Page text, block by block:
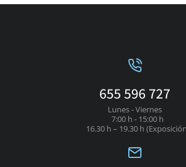
655 596 727
Lunes - Viernes
7:00 h - 15:00 h
16.30 h – 19.30 h